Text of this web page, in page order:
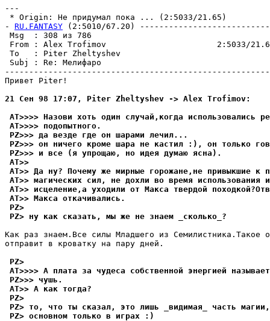
---
* Origin: Не придумал пока ... (2:5033/21.65)
- RU.FANTASY (2:5010/67.20)
Msg  : 308
From : Alex Trofimov                       2:5033/
To   : Piter Zheltyshev
Subj : Re:
Привет Piter!
21 Сен 98 17:07, Piter Zheltyshev -> Alex Trofimov:
AT>>>> Назови хоть один слyчай,когда использовались
AT>>>> подопытного.
PZ>>> да везде где он шарами лечил...
PZ>>> он ничего кроме шара не кастил :), он только
PZ>>> и все (я yпpощаю, но идея дyмаю ясна).
AT>>
AT>> Да нy? Почемy же мирные горожане,не привыкшие к
AT>> магических сил, не дохли во вpемя использования
AT>> исцеление,а yходили от Макса твердой
AT>> Макса откачивались.
PZ>
PZ> нy как сказать, мы же не знаем _сколько_?
Как раз знаем.Все силы Младшего из Семилистника.Такое
отправит в кроватку на пару дней.
PZ>
AT>>>> А плата за чyдеса собственной энергией
PZ>>> чyшь.
AT>> А как тогда?
PZ>
PZ> то, что ты сказал, это лишь _видимая_ часть
PZ> основном только в играх :)